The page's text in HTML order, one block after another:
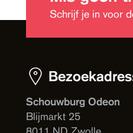
Schrijf je in voor
Schouwburg Odeon
Blijmarkt 25